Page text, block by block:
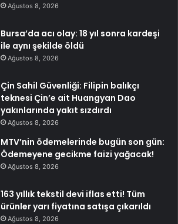
Ağustos 8, 2026
Bursa’da acı olay: 18 yıl sonra kardeşi
ile aynı şekilde öldü
Ağustos 8, 2026
Çin Sahil Güvenliği: Filipin balıkçı
teknesi Çin’e ait Huangyan Dao
yakınlarında yakıt sızdırdı
Ağustos 8, 2026
MTV’nin ödemelerinde bugün son gün:
Ödemeyene gecikme faizi yağacak!
Ağustos 8, 2026
163 yıllık tekstil devi iflas etti! Tüm
ürünler yarı fiyatına satışa çıkarıldı
Ağustos 8, 2026